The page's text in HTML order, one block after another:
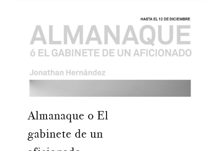
Almanaque o El
gabinete de un